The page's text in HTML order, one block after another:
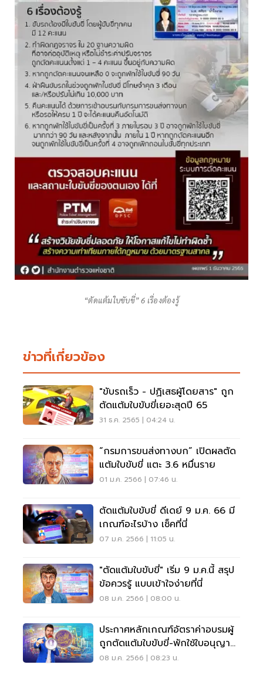
“ตัดแต้มใบขับขี่” 6 เรื่องต้องรู้
ข่าวที่เกี่ยวข้อง
"ขับรถเร็ว - ปฏิเสธผู้โดยสาร" ถูก
ตัดแต้มใบขับขี่เยอะสุดปี 65
31 ธ.ค. 2565 | 04:24 น.
“กรมการขนส่งทางบก” เปิดผลตัด
แต้มใบขับขี่ แตะ 3.6 หมื่นราย
01 ม.ค. 2566 | 07:46 น.
ตัดแต้มใบขับขี่ ดีเดย์ 9 ม.ค. 66 มี
เกณฑ์อะไรบ้าง เช็คที่นี่
07 ม.ค. 2566 | 11:05 น.
"ตัดแต้มใบขับขี่" เริ่ม 9 ม.ค.นี้ สรุป
ข้อควรรู้ แบบเข้าใจง่ายที่นี่
08 ม.ค. 2566 | 08:00 น.
ประกาศหลักเกณฑ์อัตราค่าอบรมผู้
ถูกตัดแต้มใบขับขี่-พักใช้ใบอนุญาต
ขับรถ
08 ม.ค. 2566 | 08:23 น.